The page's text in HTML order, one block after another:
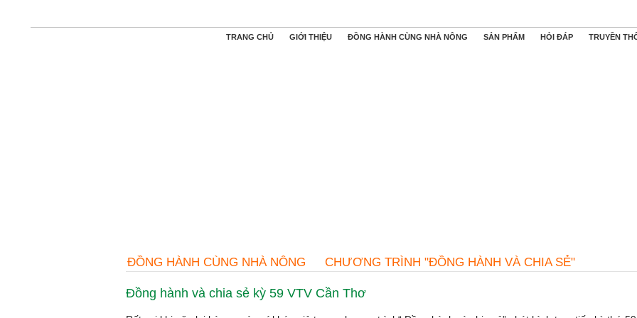
TRANG CHỦ GIỚI THIỆU ĐỒNG HÀNH CÙNG NHÀ NÔNG SẢN PHẨM HỎI ĐÁP TRUYỀN
ĐỒNG HÀNH CÙNG NHÀ NÔNG CHƯƠNG TRÌNH "ĐỒNG HÀNH VÀ CHIA SẺ"
Đồng hành và chia sẻ kỳ 59 VTV Cần Thơ